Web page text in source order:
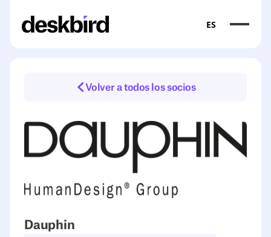
ES
Volver a todos los socios
Dauphin